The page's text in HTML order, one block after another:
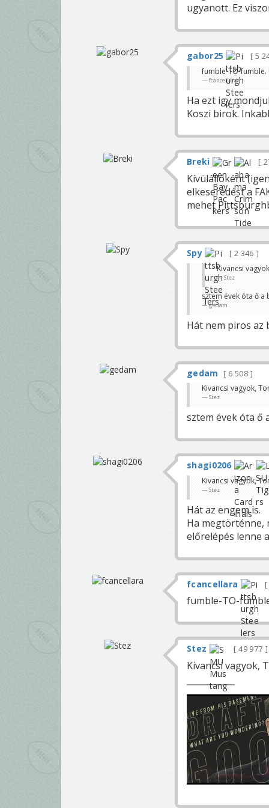
ugyanott. Ez
gabor25
5
fumble-TO-fumble.
fcancellara
Ha ezt igy
Koszi birok.
Breki
Kívülállóként
elkeseredést a
mehet
Spy
2 346
Kivancsi
Stez
sztem évek óta ő
gedam
Hát nem piros az
gedam
6 508
Kivancsi vagyok,
Stez
sztem évek óta ő
shagi0206
Kivancsi vagyok,
Stez
Hát az engem is.
Ha megtörténne,
előrelépés lenne
fcancellara
fumble-TO-
Stez 49 977
Kivancsi vagyok,